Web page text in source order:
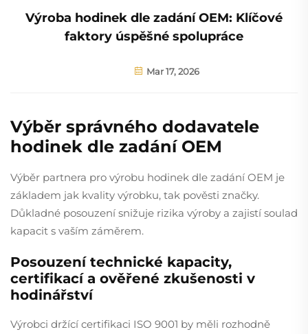
Výroba hodinek dle zadání OEM: Klíčové
faktory úspěšné spolupráce
Mar 17, 2026
Výběr správného dodavatele
hodinek dle zadání OEM
Výběr partnera pro výrobu hodinek dle zadání OEM je
základem jak kvality výrobku, tak pověsti značky.
Důkladné posouzení snižuje rizika výroby a zajistí soulad
kapacit s vaším záměrem.
Posouzení technické kapacity,
certifikací a ověřené zkušenosti v
hodinářství
Výrobci držící certifikaci ISO 9001 by měli rozhodně